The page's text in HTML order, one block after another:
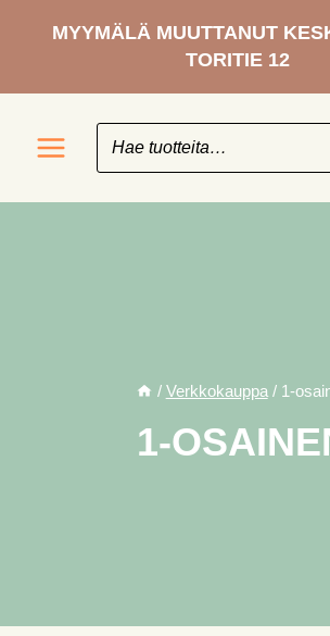
sisältöönMYYMÄLÄ MUUTTANUT
TORITIE 12
/ Verkkokauppa / 1-
1-